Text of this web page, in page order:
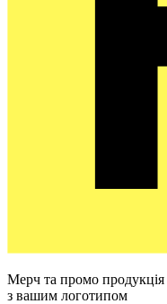
Мерч та промо продукція
з вашим логотипом